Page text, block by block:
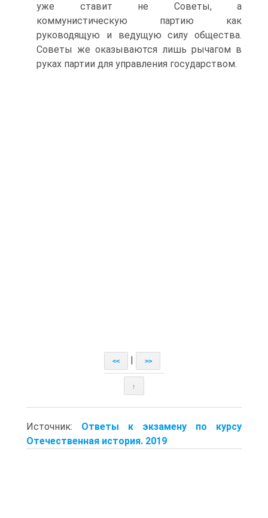
уже ставит не Советы, а
коммунистическую партию как
руководящую и веду­щую силу общества.
Советы же оказываются лишь рычагом в
ру­ках партии для управления государством.
<< >>
↑
Источник: Ответы к экзамену по курсу
Отечественная история. 2019